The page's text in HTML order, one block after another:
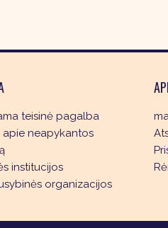
teisinė pagalba
apie neapykantos
institucijos
organizacijos